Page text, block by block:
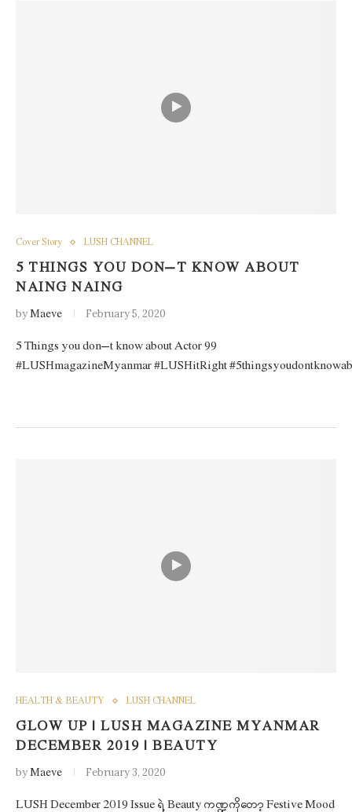
Cover Story LUSH CHANNEL
5 THINGS YOU DON’T KNOW ABOUT
NAING NAING
byMaeve February 5, 2020
5 Things you don’t know about Actor 99
#LUSHmagazineMyanmar #LUSHitRight
HEALTH & BEAUTY LUSH CHANNEL
GLOW UP | LUSH MAGAZINE MYANMAR
DECEMBER 2019 | BEAUTY
byMaeve February 3, 2020
LUSH December 2019 Issue ရဲ့ Beauty ကဏ္ဍကိုတော့ Festive Mood